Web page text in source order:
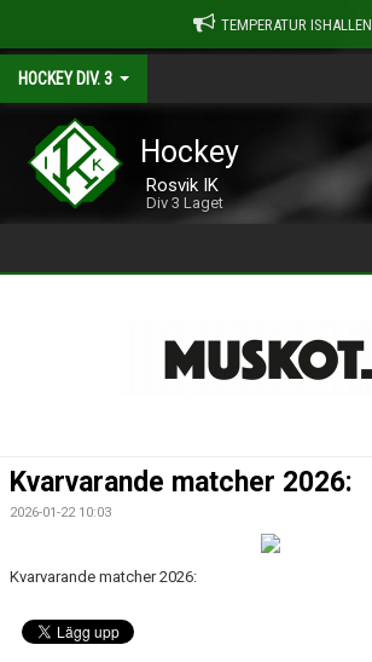
TEMPERATUR ISHALLEN
HOCKEY DIV. 3
Hockey
Rosvik IK
Div 3 Laget
TRUPPEN 2025/2026
Kvarvarande matcher 2026:
2026-01-22 10:03
Kvarvarande matcher 2026: